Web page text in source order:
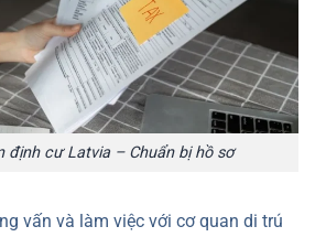
định cư Latvia – Chuẩn bị hồ sơ
vấn và làm việc với cơ quan di trú